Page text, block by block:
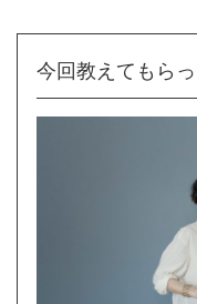
今回教えてもら